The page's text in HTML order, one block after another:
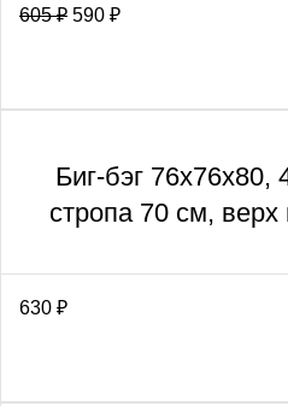
605₽ 590 ₽
Биг-бэг 76х76х80,
стропа 70 см, верх
630 ₽